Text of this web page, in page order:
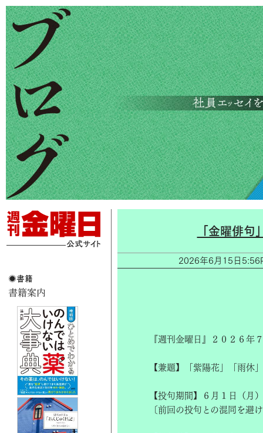
「金曜俳
2026年6月15日
『週刊金曜日』２０２６年
【兼題】「紫陽花」「雨休」
【投句期間】６月１日（月
〔前回の投句との混同を避